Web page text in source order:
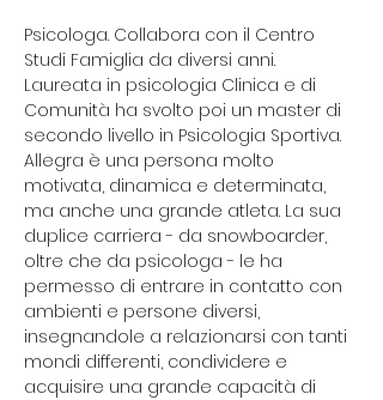
Psicologa. Collabora con il Centro
Studi Famiglia da diversi anni.
Laureata in psicologia Clinica e di
Comunità ha svolto poi un master di
secondo livello in Psicologia Sportiva.
Allegra è una persona molto
motivata, dinamica e determinata,
ma anche una grande atleta. La sua
duplice carriera - da snowboarder,
oltre che da psicologa - le ha
permesso di entrare in contatto con
ambienti e persone diversi,
insegnandole a relazionarsi con tanti
mondi differenti, condividere e
acquisire una grande capacità di